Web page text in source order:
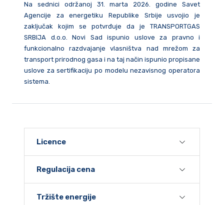
Na sednici održanoj 31. marta 2026. godine Savet
Agencije za energetiku Republike Srbije usvojio je
zaključak kojim se potvrđuje da je TRANSPORTGAS
SRBIJA d.o.o. Novi Sad ispunio uslove za pravno i
funkcionalno razdvajanje vlasništva nad mrežom za
transport prirodnog gasa i na taj način ispunio propisane
uslove za sertifikaciju po modelu nezavisnog operatora
sistema.
Licence
Regulacija cena
Tržište energije